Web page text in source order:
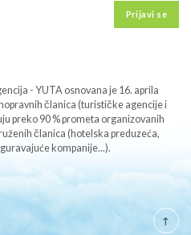
Prijavi se
- YUTA osnovana je 16. aprila
članica (turističke agencije i
preko 90 % prometa organizovanih
članica (hotelska preduzeća,
kompanije...).